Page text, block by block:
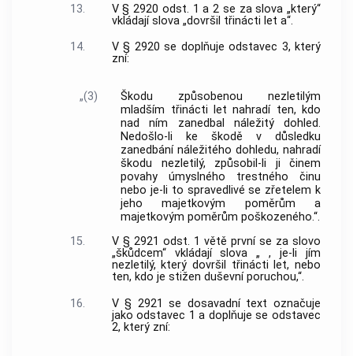
13.
V § 2920 odst. 1 a 2 se za slova „který“
vkládají slova „dovršil třinácti let a“.
14.
V § 2920 se doplňuje odstavec 3, který
zní:
„(3)
Škodu způsobenou nezletilým
mladším třinácti let nahradí ten, kdo
nad ním zanedbal náležitý dohled.
Nedošlo-li ke škodě v důsledku
zanedbání náležitého dohledu, nahradí
škodu nezletilý, způsobil-li ji činem
povahy úmyslného trestného činu
nebo je-li to spravedlivé se zřetelem k
jeho majetkovým poměrům a
majetkovým poměrům poškozeného.“.
15.
V § 2921 odst. 1 větě první se za slovo
„škůdcem“ vkládají slova „ , je-li jím
nezletilý, který dovršil třinácti let, nebo
ten, kdo je stižen duševní poruchou,“.
16.
V § 2921 se dosavadní text označuje
jako odstavec 1 a doplňuje se odstavec
2, který zní: